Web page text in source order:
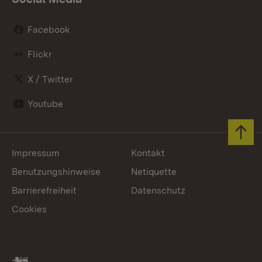
Facebook
Flickr
X / Twitter
Youtube
Impressum
Kontakt
Benutzungshinweise
Netiquette
Barrierefreiheit
Datenschutz
Cookies